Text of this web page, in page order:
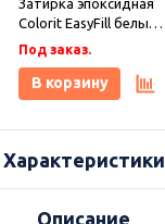
Затирка эпоксидная
Colorit EasyFill белый
1 кг, Плитонит
Под заказ.
В корзину
Характеристики
Описание